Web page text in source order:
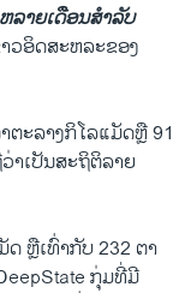
ລາຍເດືອນສຳລັບ
ວອິດສະຫລະຂອງ
ະລາງກິໂລແມັດຫຼື 91
າເປັນສະຖິຕິລາຍ
ຫຼືເທົ່າກັບ 232 ຕາ
ກຸ່ມທີ່ມີ